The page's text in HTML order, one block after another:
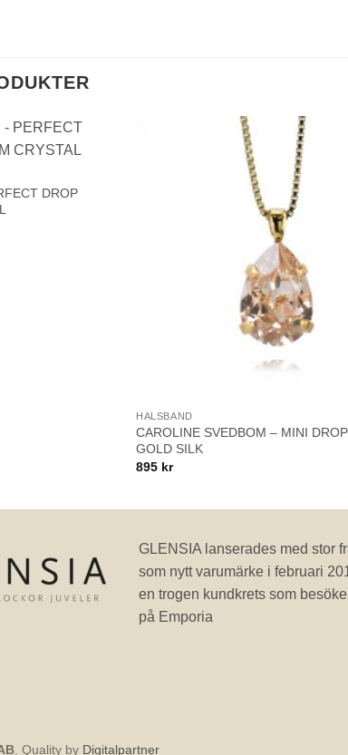
DROP
HALSBAND
CAROLINE SVEDBOM – MINI
GOLD SILK
895 kr
GLENSIA lanserades med stor
som nytt varumärke i februari
en trogen kundkrets som
på Emporia
. Quality by Digitalpartner